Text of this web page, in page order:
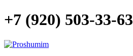
+7 (920) 503-33-63